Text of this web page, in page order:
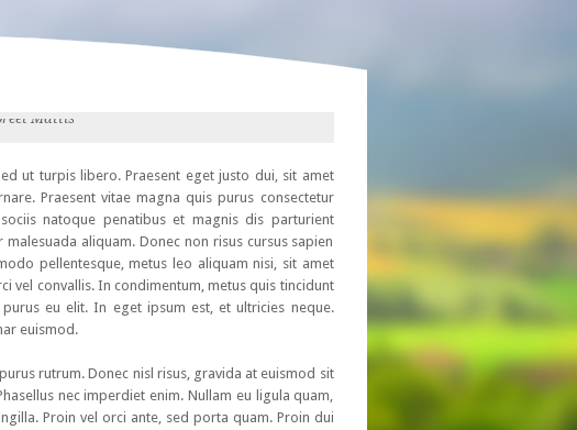
ut turpis libero. Praesent eget justo dui, sit amet
Praesent vitae magna quis purus consectetur
natoque penatibus et magnis dis parturient
aliquam. Donec non risus cursus sapien
pellentesque, metus leo aliquam nisi, sit amet
vel convallis. In condimentum, metus quis tincidunt
eu elit. In eget ipsum est, et ultricies neque.
euismod.
rutrum. Donec nisl risus, gravida at euismod sit
nec imperdiet enim. Nullam eu ligula quam,
Proin vel orci ante, sed porta quam. Proin dui